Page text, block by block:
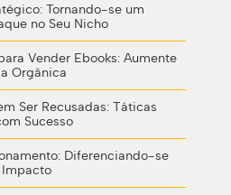
Tornando-se um
no Seu Nicho
Vender Ebooks: Aumente
Orgânica
Ser Recusadas: Táticas
Sucesso
Diferenciando-se
Impacto